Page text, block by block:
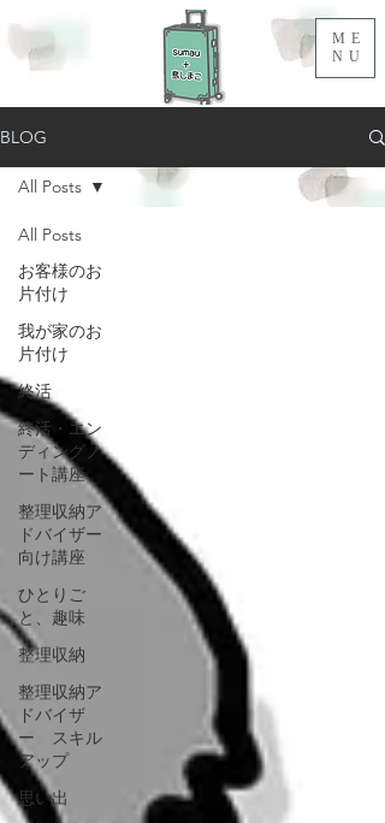
ME
NU
BLOG
All Posts
お客様のお
片付け
我が家のお
片付け
終活
終活・エン
ディングノ
ート講座
整理収納ア
ドバイザー
向け講座
ひとりご
と、趣味
整理収納
整理収納ア
ドバイザ
ー スキル
アップ
思い出
All Posts